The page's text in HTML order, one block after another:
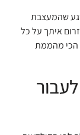
שהמעצבת
איתך על כל
הכי מהממת